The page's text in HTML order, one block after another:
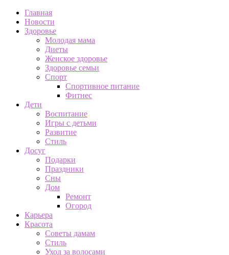
Главная
Новости
Здоровье
Молодая мама
Диеты
Женское здоровье
Здоровье семьи
Спорт
Спортивное питание
Фитнес
Дети
Воспитание
Игры с детьми
Развитие
Стиль
Досуг
Подарки
Праздники
Сны
Дом
Ремонт
Огород
Карьера
Красота
Советы дамам
Стиль
Уход за волосами